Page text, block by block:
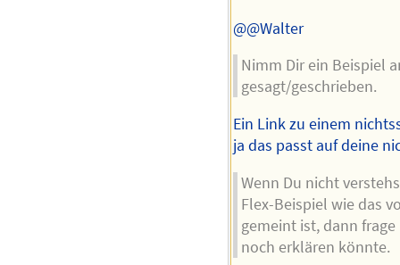
@@Walter
Nimm Dir ein Beispiel
gesagt/geschrieben.
Ein Link zu einem
ja das passt auf deine
Wenn Du nicht
Flex-Beispiel wie das
gemeint ist, dann
noch erklären könnte.